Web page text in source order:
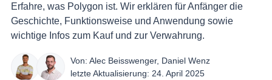
Erfahre, was Polygon ist. Wir erklären für Anfänger die
Geschichte, Funktionsweise und Anwendung sowie
wichtige Infos zum Kauf und zur Verwahrung.
Von: Alec Beisswenger, Daniel Wenz
letzte Aktualisierung: 24. April 2025